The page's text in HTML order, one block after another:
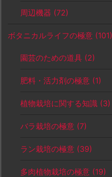
周辺機器 (72)
ボタニカルライフの極意 (101)
園芸のための道具 (2)
肥料・活力剤の極意 (1)
植物栽培に関する知識 (3)
バラ栽培の極意 (7)
ラン栽培の極意 (39)
多肉植物栽培の極意 (19)